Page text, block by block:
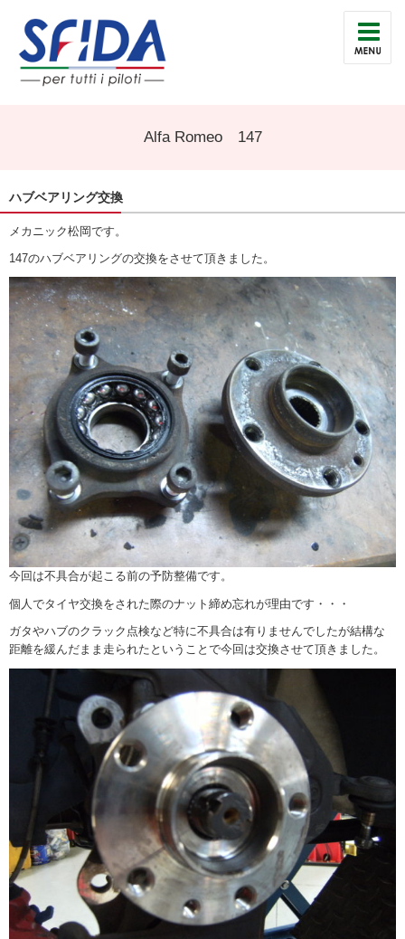
Alfa Romeo 147
ハブベアリング交換
メカニック松岡です。
147のハブベアリングの交換をさせて頂きました。
今回は不具合が起こる前の予防整備です。
個人でタイヤ交換をされた際のナット締め忘れが理由です・・・
ガタやハブのクラック点検など特に不具合は有りませんでしたが結構な
距離を緩んだまま走られたということで今回は交換させて頂きました。